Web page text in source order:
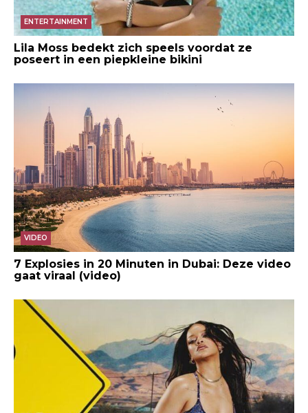
ENTERTAINMENT
Lila Moss bedekt zich speels voordat ze
poseert in een piepkleine bikini
VIDEO
7 Explosies in 20 Minuten in Dubai: Deze video
gaat viraal (video)